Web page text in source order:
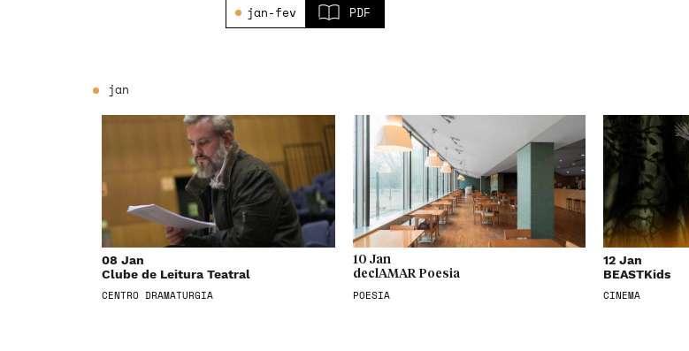
jan-fev PDF
jan
08 Jan
Clube de Leitura Teatral
CENTRO DRAMATURGIA
10 Jan
declAMAR Poesia
POESIA
12 Jan
BEASTKids
CINEMA